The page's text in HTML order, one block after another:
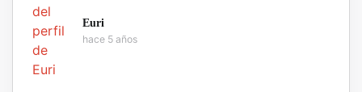
Euri
hace 5 años